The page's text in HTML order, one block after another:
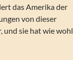
das Amerika der
von dieser
und sie hat wie wohl